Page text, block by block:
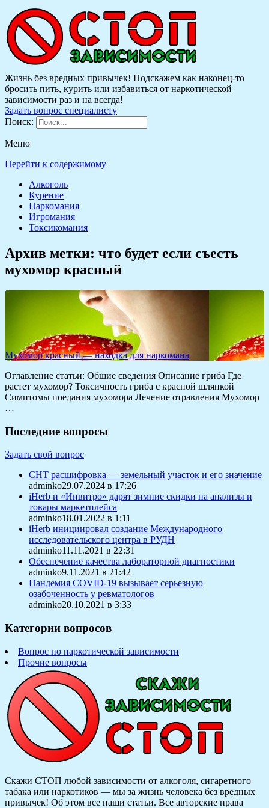
Жизнь без вредных привычек! Подскажем как наконец-то
бросить пить, курить или избавиться от наркотической
зависимости раз и на всегда!
Задать вопрос специалисту
Поиск:
Меню
Перейти к содержимому
Алкоголь
Курение
Наркомания
Игромания
Токсикомания
Архив метки: что будет если съесть
мухомор красный
Мухомор красный — находка для наркомана
Оглавление статьи: Общие сведения Описание гриба Где
растет мухомор? Токсичность гриба с красной шляпкой
Симптомы поедания мухомора Лечение отравления Мухомор
…
Последние вопросы
Задать свой вопрос
СНТ расшифровка — земельный участок и его значение
adminko29.07.2024 в 17:26
iHerb и «Инвитро» дарят зимние скидки на анализы и
товары маркетплейса
adminko18.01.2022 в 1:11
iHerb инициировал создание Международного
исследовательского центра в РУДН
adminko11.11.2021 в 22:31
Обеспечение качества лабораторной диагностики
adminko9.11.2021 в 21:42
Пандемия COVID-19 вызывает серьезную
озабоченность у ревматологов
adminko20.10.2021 в 3:33
Категории вопросов
Вопрос по наркотической зависимости
Прочие вопросы
Скажи СТОП любой зависимости от алкоголя, сигаретного
табака или наркотиков — мы за жизнь человека без вредных
привычек! Об этом все наши статьи. Все авторские права